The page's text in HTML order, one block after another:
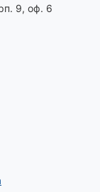
9, оф. 6